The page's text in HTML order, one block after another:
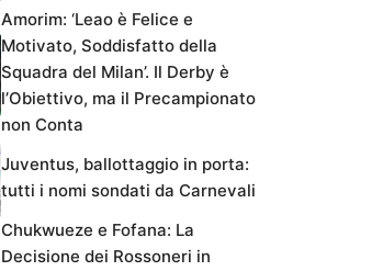
Amorim: ‘Leao è Felice e
Motivato, Soddisfatto della
Squadra del Milan’. Il Derby è
l’Obiettivo, ma il Precampionato
non Conta
Juventus, ballottaggio in porta:
tutti i nomi sondati da Carnevali
Chukwueze e Fofana: La
Decisione dei Rossoneri in